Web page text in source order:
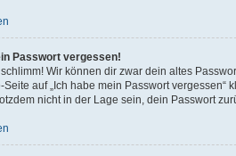
Passwort vergessen!
Wir können dir zwar dein altes
Seite auf „Ich habe mein Passwort
nicht in der Lage sein, dein Passwort